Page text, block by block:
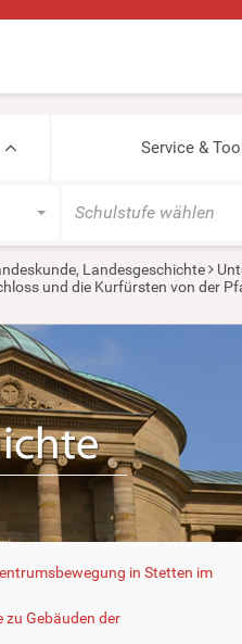
Service &
Schulstufe wählen
Landesgeschichte
und die Kurfürsten von der
in Stetten im
zu Gebäuden der